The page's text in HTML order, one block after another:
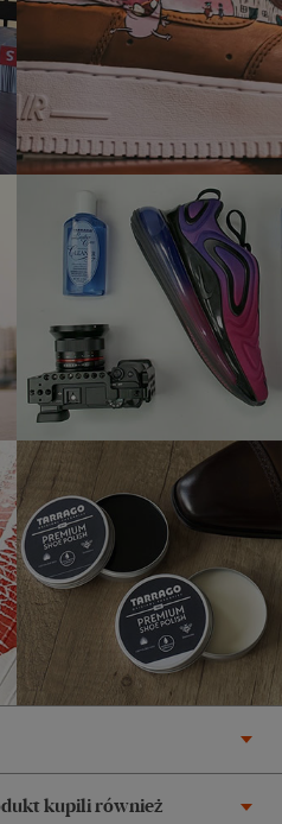
kupili również